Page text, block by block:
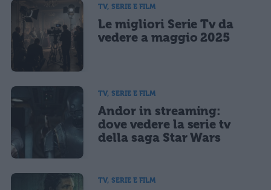
TV, SERIE E FILM
Le migliori Serie Tv da
vedere a maggio 2025
TV, SERIE E FILM
Andor in streaming:
dove vedere la serie tv
della saga Star Wars
TV, SERIE E FILM